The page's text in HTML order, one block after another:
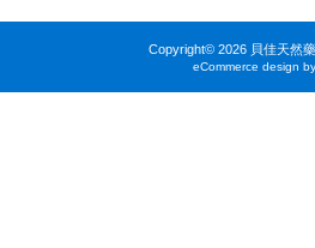
Copyright© 2026 貝佳天然
eCommerce design